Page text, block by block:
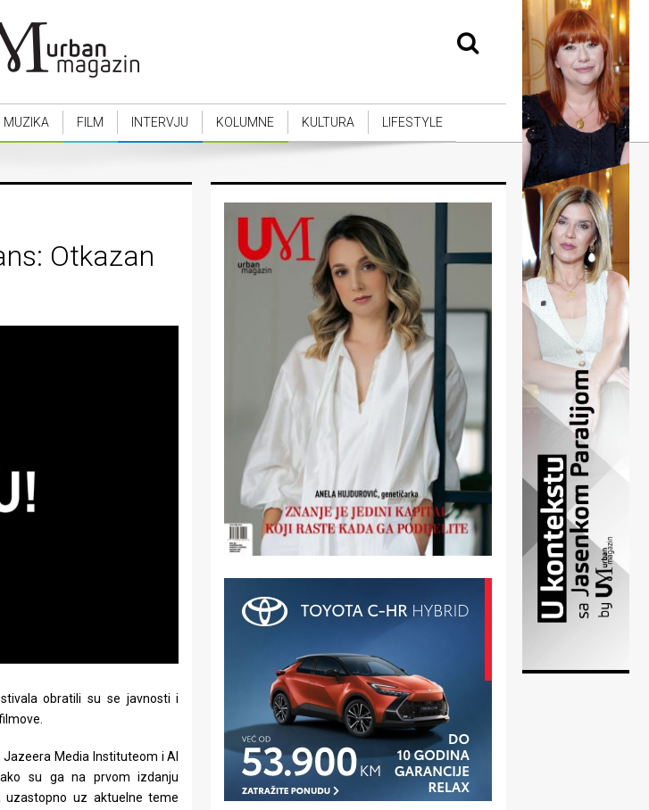
MUZIKA FILM INTERVJU KOLUMNE KULTURA LIFESTYLE
Otkazan
obratili su se javnosti i
Media Instituteom i Al
su ga na prvom izdanju
uzastopno uz aktuelne teme